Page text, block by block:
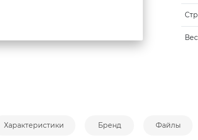
Характеристики Бренд Файлы